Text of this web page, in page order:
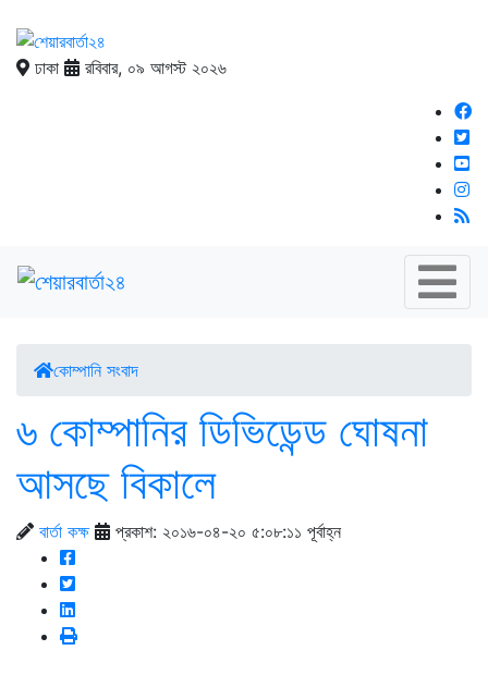
ঢাকা রবিবার, ০৯ আগস্ট ২০২৬
কোম্পানি সংবাদ
৬ কোম্পানির ডিভিডেন্ড ঘোষনা
আসছে বিকালে
বার্তা কক্ষ প্রকাশ: ২০১৬-০৪-২০ ৫:০৮:১১ পূর্বাহ্ন